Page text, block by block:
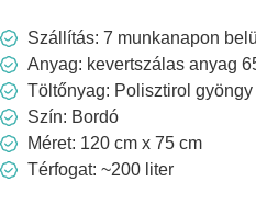
Szállítás: 7 munkanapon
Anyag: kevertszálas anyag
Töltőnyag: Polisztirol gyöngy
Szín: Bordó
Méret: 120 cm x 75 cm
Térfogat: ~200 liter